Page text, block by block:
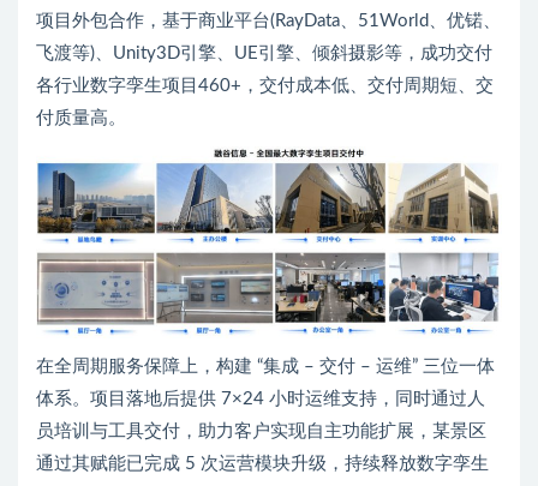
项目外包合作，基于商业平台(RayData、51World、优锘、
飞渡等)、Unity3D引擎、UE引擎、倾斜摄影等，成功交付
各行业数字孪生项目460+，交付成本低、交付周期短、交
付质量高。
在全周期服务保障上，构建 “集成 – 交付 – 运维” 三位一体
体系。项目落地后提供 7×24 小时运维支持，同时通过人
员培训与工具交付，助力客户实现自主功能扩展，某景区
通过其赋能已完成 5 次运营模块升级，持续释放数字孪生